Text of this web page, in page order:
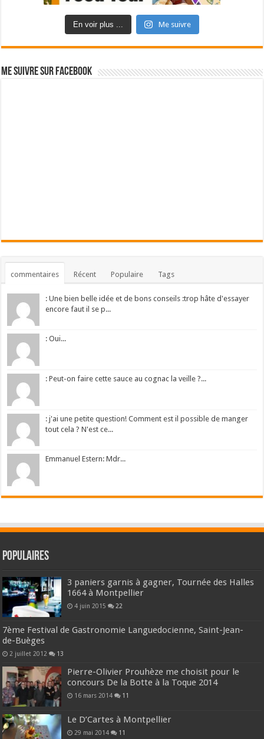
En voir plus ... Me suivre
Me suivre sur Facebook
commentaires Récent Populaire Tags
: Une bien belle idée et de bons conseils :trop hâte d'essayer
encore faut il se p...
: Oui...
: Peut-on faire cette sauce au cognac la veille ?...
: j'ai une petite question! Comment est il possible de manger
tout cela ? N'est ce...
Emmanuel Estern: Mdr...
Populaires
3 paniers garnis à gagner, Tournée des Halles
1664 à Montpellier
4 juin 2015 22
7ème Festival de Gastronomie Languedocienne, Saint-Jean-
de-Buèges
2 juillet 2012 13
Pierre-Olivier Prouhèze me choisit pour le
concours De la Botte à la Toque 2014
16 mars 2014 11
Le D’Cartes à Montpellier
29 mai 2014 11